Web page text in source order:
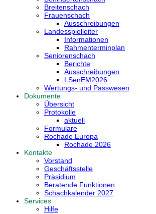
Breitenschach
Frauenschach
Ausschreibungen
Landesspielleiter
Informationen
Rahmenterminplan
Seniorenschach
Berichte
Ausschreibungen
LSenEM2026
Wertungs- und Passwesen
Dokumente
Übersicht
Protokolle
aktuell
Formulare
Rochade Europa
Rochade 2026
Kontakte
Vorstand
Geschäftsstelle
Präsidium
Beratende Funktionen
Schachkalender 2027
Services
Hilfe